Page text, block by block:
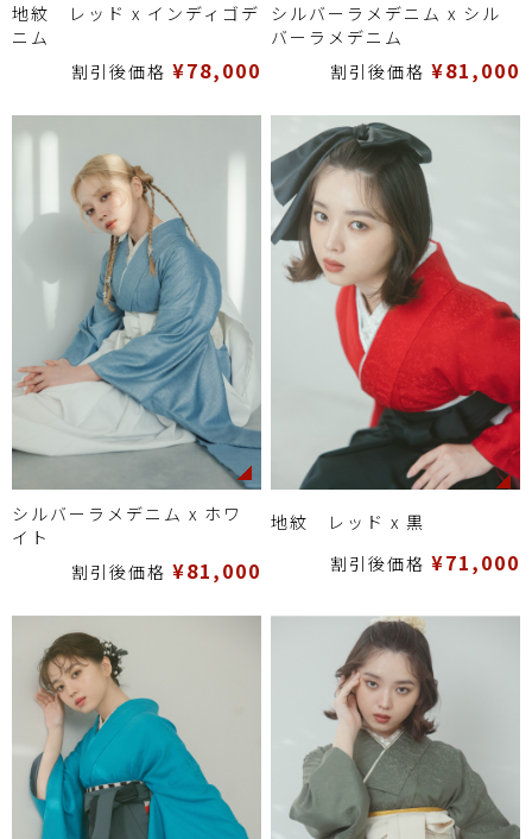
地紋 レッド x インディゴデ
ニム
割引後価格 ¥78,000
シルバーラメデニム x シル
バーラメデニム
割引後価格 ¥81,000
シルバーラメデニム x ホワ
イト
割引後価格 ¥81,000
地紋 レッド x 黒
割引後価格 ¥71,000